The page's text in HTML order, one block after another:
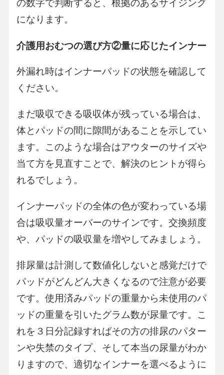
の数字で判断すると、根拠のあるサイジング
になります。
介護用おむつの選び方②量に応じたインナー
外漏れ時はインナーパッドの状態を確認して
ください。
まだ吸収できる吸収体が残っている場合は、
体とパッドの間に隙間があることを示してい
ます。このような場合はアウターのサイズや
当て方を見直すことで、解決のヒントが得ら
れるでしょう。
インナーパッドの全体の色が変わっている場
合は吸収量オーバーのサインです。交換頻度
や、パッドの吸収量を増やしてみましょう。
排尿量は計測して数値化しないと感覚だけで
パッドがどんどん大きくなるので注意が必要
です。使用済みパッドの重量から未使用のパ
ッドの重量を引いたグラム数が尿量です。こ
れを３日分記録すればその方の排尿のパター
ンや失禁のタイプ、そして本当の尿量がわか
りますので、適切なインナーを選べるように